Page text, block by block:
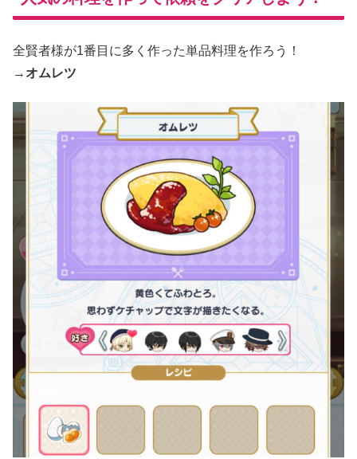
全賢者様が1番目に多く作った単品料理を作ろう！
→ オムレツ